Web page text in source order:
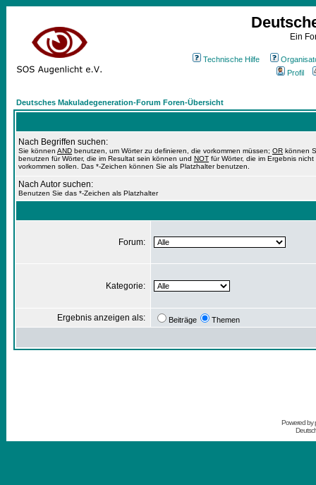
Ein
Technische Hilfe
Profil
Deutsches Makuladegeneration-Forum Foren-Übersicht
Nach Begriffen suchen:
Sie können AND benutzen, um Wörter zu definieren, die vorkommen müssen; OR können
benutzen für Wörter, die im Resultat sein können und NOT für Wörter, die im Ergebnis nicht
vorkommen sollen. Das *-Zeichen können Sie als Platzhalter benutzen.
Nach Autor suchen:
Benutzen Sie das *-Zeichen als Platzhalter
Forum:
Kategorie:
Ergebnis anzeigen als: Beiträge Themen
Powered by